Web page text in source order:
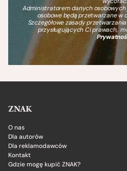
Administratorem danych osobowych
osobowe będą przetwarzane w
Szczegółowe zasady
przysługujących Ci prawach,
ZNAK
O nas
Dla autorów
Dla reklamodawców
Kontakt
Gdzie mogę kupić ZNAK?